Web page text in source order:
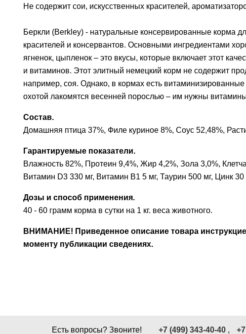
Не содержит сои, искусственных красителей,
Беркли (Berkley) - натуральные консервированные корма
красителей и консервантов. Основными ингредиентами
ягненок, цыпленок – это вкусы, которые включает этот
и витаминов. Этот элитный немецкий корм не содержит
например, соя. Однако, в кормах есть
охотой лакомятся весенней порослью – им нужны
Состав.
Домашняя птица 37%, Филе куриное 8%, Соус 52,48%,
Гарантируемые показатели.
Влажность 82%, Протеин 9,4%, Жир 4,2%, Зола 3,0%,
Витамин D3 330 мг, Витамин В1 5 мг, Таурин 500 мг, Цинк
Дозы и способ применения.
40 - 60 грамм корма в сутки на 1 кг. веса животного.
ВНИМАНИЕ! Приведенное описание товара
моменту публикации сведениях.
Есть вопросы? Звоните! +7 (499) 343-40-40 ,